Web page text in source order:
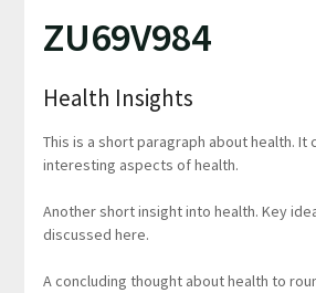
ZU69V984
Health Insights
This is a short paragraph about health. It
interesting aspects of health.
Another short insight into health. Key
discussed here.
A concluding thought about health to